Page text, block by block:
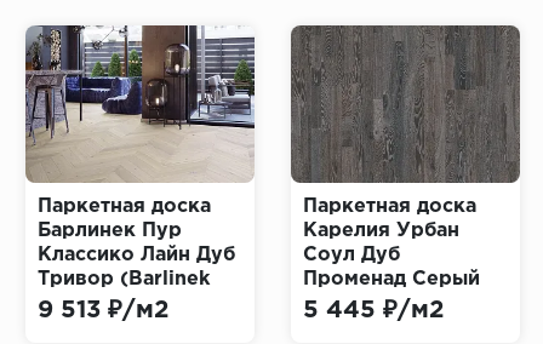
Паркетная доска
Барлинек Пур
Классико Лайн Дуб
Тривор (Barlinek
Pure Classico Line
9 513 ₽/м2
Паркетная доска
Карелия Урбан
Соул Дуб
Променад Серый
3S (Karelia Urban
5 445 ₽/м2